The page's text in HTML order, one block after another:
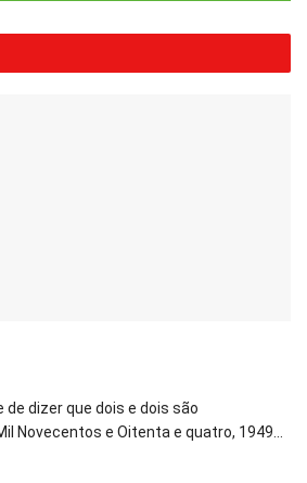
de dizer que dois e dois são
Novecentos e Oitenta e quatro, 1949...